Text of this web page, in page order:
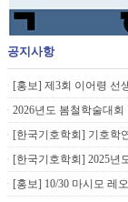
공지사항
ㆍ [홍보] 제3회 이어령 선
ㆍ 2026년도 봄철학술대회
ㆍ [한국기호학회] 기호학
ㆍ [한국기호학회] 2025년
ㆍ [홍보] 10/30 마시모 레